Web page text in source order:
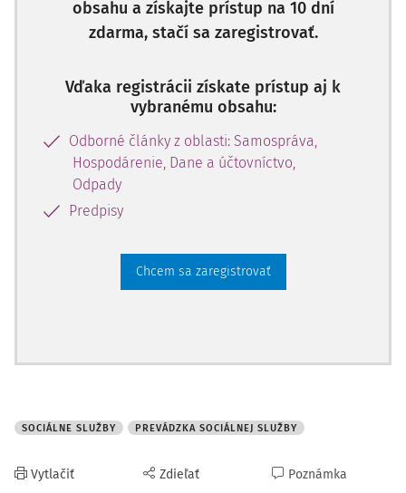
obsahu a získajte prístup na 10 dní
zdarma, stačí sa zaregistrovať.
Vďaka registrácii získate prístup aj k
vybranému obsahu:
Odborné články z oblasti: Samospráva,
Hospodárenie, Dane a účtovníctvo,
Odpady
Predpisy
Chcem sa zaregistrovať
SOCIÁLNE SLUŽBY PREVÁDZKA SOCIÁLNEJ SLUŽBY
Vytlačiť Zdieľať Poznámka